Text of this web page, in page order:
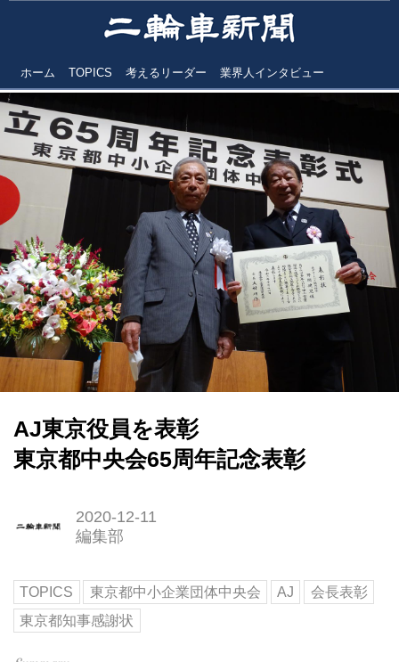
ホーム TOPICS 考えるリーダー 業界人インタビュー
AJ東京役員を表彰
東京都中央会65周年記念表彰
2020-12-11
編集部
TOPICS 東京都中小企業団体中央会 AJ
会長表彰
東京都知事感謝状